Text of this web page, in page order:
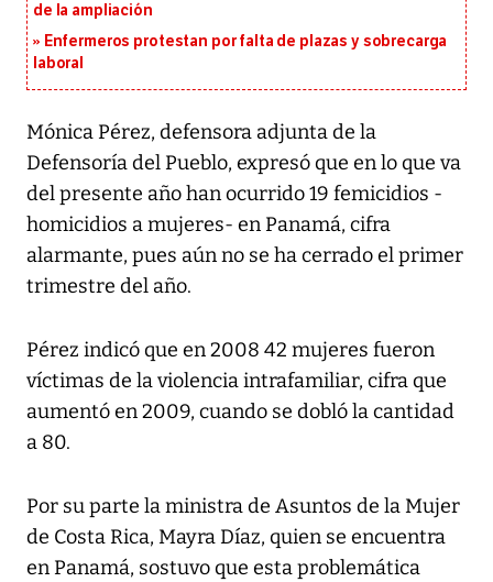
de la ampliación
Enfermeros protestan por falta de plazas y sobrecarga
laboral
Mónica Pérez, defensora adjunta de la
Defensoría del Pueblo, expresó que en lo que va
del presente año han ocurrido 19 femicidios -
homicidios a mujeres- en Panamá, cifra
alarmante, pues aún no se ha cerrado el primer
trimestre del año.
Pérez indicó que en 2008 42 mujeres fueron
víctimas de la violencia intrafamiliar, cifra que
aumentó en 2009, cuando se dobló la cantidad
a 80.
Por su parte la ministra de Asuntos de la Mujer
de Costa Rica, Mayra Díaz, quien se encuentra
en Panamá, sostuvo que esta problemática